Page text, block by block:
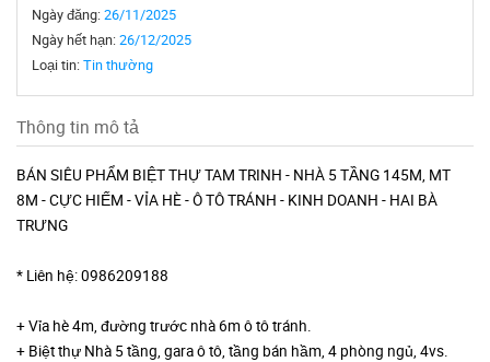
Ngày đăng:26/11/2025
Ngày hết hạn:26/12/2025
Loại tin:Tin thường
Thông tin mô tả
BÁN SIÊU PHẨM BIỆT THỰ TAM TRINH - NHÀ 5 TẦNG 145M, MT
8M - CỰC HIẾM - VỈA HÈ - Ô TÔ TRÁNH - KINH DOANH - HAI BÀ
TRƯNG
* Liên hệ: 0986209188
+ Vỉa hè 4m, đường trước nhà 6m ô tô tránh.
+ Biệt thự Nhà 5 tầng, gara ô tô, tầng bán hầm, 4 phòng ngủ, 4vs.